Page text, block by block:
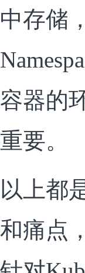
中存储
容器的
重要。
以上都
和痛点